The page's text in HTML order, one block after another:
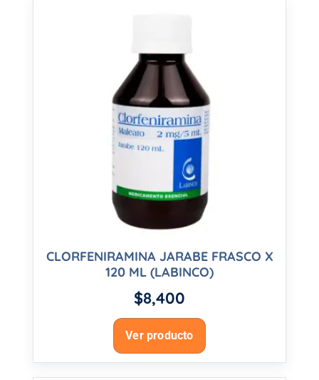
CLORFENIRAMINA JARABE FRASCO X
120 ML (LABINCO)
$8,400
Ver producto